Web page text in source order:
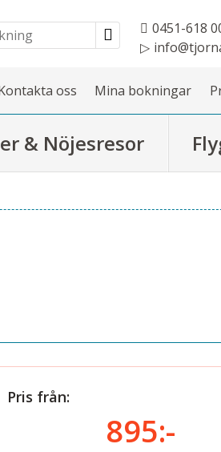
0451-618
oss Mina bokningar
& Nöjesresor
Pris från:
895:-